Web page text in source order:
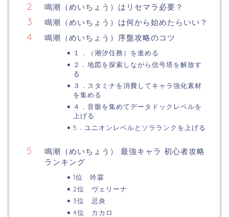
鳴潮（めいちょう）はリセマラ必要？
鳴潮（めいちょう）は何から始めたらいい？
鳴潮（めいちょう）序盤攻略のコツ
１．（潮汐任務）を進める
２．地図を探索しながら信号塔を解放す
る
３．スタミナを消費してキャラ強化素材
を集める
４．音骸を集めてデータドックレベルを
上げる
5．ユニオンレベルとソラランクを上げる
鳴潮（めいちょう） 最強キャラ 初心者攻略
ランキング
1位 吟霖
2位 ヴェリーナ
3位 忌炎
4位 カカロ